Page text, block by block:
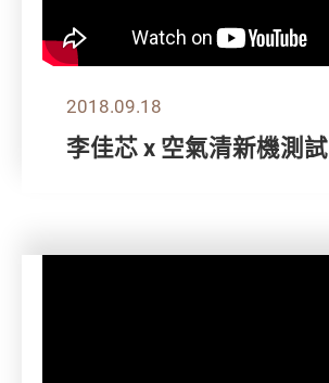
2018.09.18
李佳芯 x 空氣清新機測試